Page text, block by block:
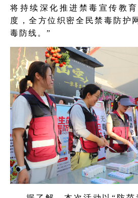
将持续深化推进禁毒宣传教
度，全方位织密全民禁毒防护
毒防线。”